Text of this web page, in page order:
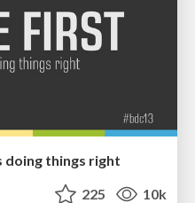
doing things right
225 10k